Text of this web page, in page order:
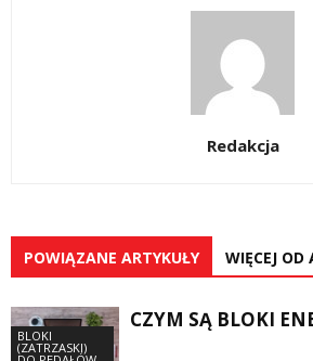
Redakcja
POWIĄZANE ARTYKUŁY WIĘCEJ OD
BLOKI
(ZATRZASKI)
CZYM SĄ BLOKI